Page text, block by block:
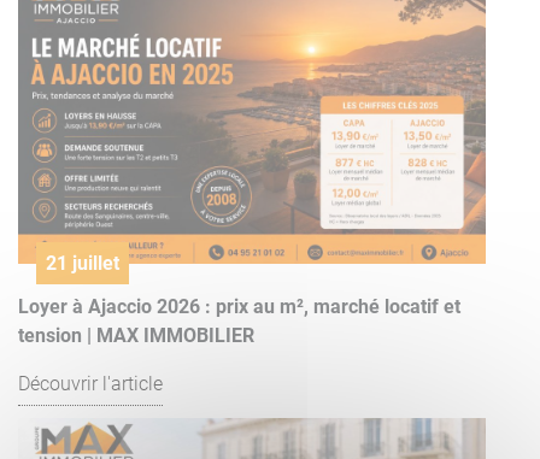
21 juillet
Loyer à Ajaccio 2026 : prix au m², marché locatif et
tension | MAX IMMOBILIER
Découvrir l'article